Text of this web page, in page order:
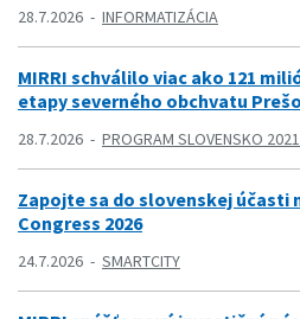
28.7.2026 INFORMATIZÁCIA
MIRRI schválilo viac ako 121
etapy severného obchvatu
28.7.2026 PROGRAM SLOVENSKO
Zapojte sa do slovenskej účasti
Congress 2026
24.7.2026 SMARTCITY